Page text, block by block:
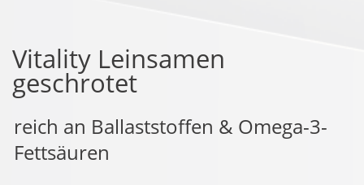
Vitality Leinsamen
geschrotet
reich an Ballaststoffen & Omega-3-
Fettsäuren